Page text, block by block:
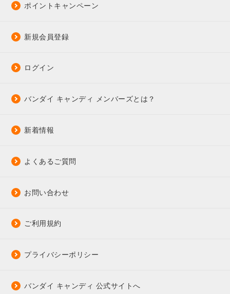
ポイントキャンペーン
新規会員登録
ログイン
バンダイ キャンディ メンバーズとは？
新着情報
よくあるご質問
お問い合わせ
ご利用規約
プライバシーポリシー
バンダイ キャンディ 公式サイトへ